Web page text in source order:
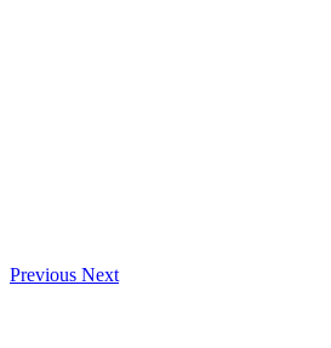
Previous Next